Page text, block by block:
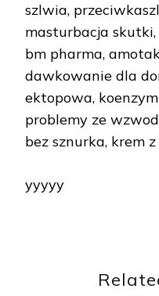
szlwia,
masturbacja
bm pharma,
dawkowanie dla
ektopowa,
problemy ze
bez sznurka, krem
yyyyy